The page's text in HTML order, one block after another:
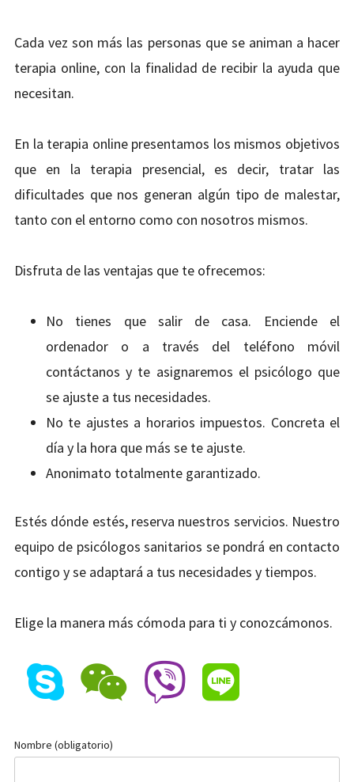
CONTACTO
| BLOG
Cada vez son más las personas que se animan a hacer
terapia online, con la finalidad de recibir la ayuda que
necesitan.
En la terapia online presentamos los mismos objetivos
que en la terapia presencial, es decir, tratar las
dificultades que nos generan algún tipo de malestar,
tanto con el entorno como con nosotros mismos.
Disfruta de las ventajas que te ofrecemos:
No tienes que salir de casa. Enciende el
ordenador o a través del teléfono móvil
contáctanos y te asignaremos el psicólogo que
se ajuste a tus necesidades.
No te ajustes a horarios impuestos. Concreta el
día y la hora que más se te ajuste.
Anonimato totalmente garantizado.
Estés dónde estés, reserva nuestros servicios. Nuestro
equipo de psicólogos sanitarios se pondrá en contacto
contigo y se adaptará a tus necesidades y tiempos.
Elige la manera más cómoda para ti y conozcámonos.
Nombre (obligatorio)